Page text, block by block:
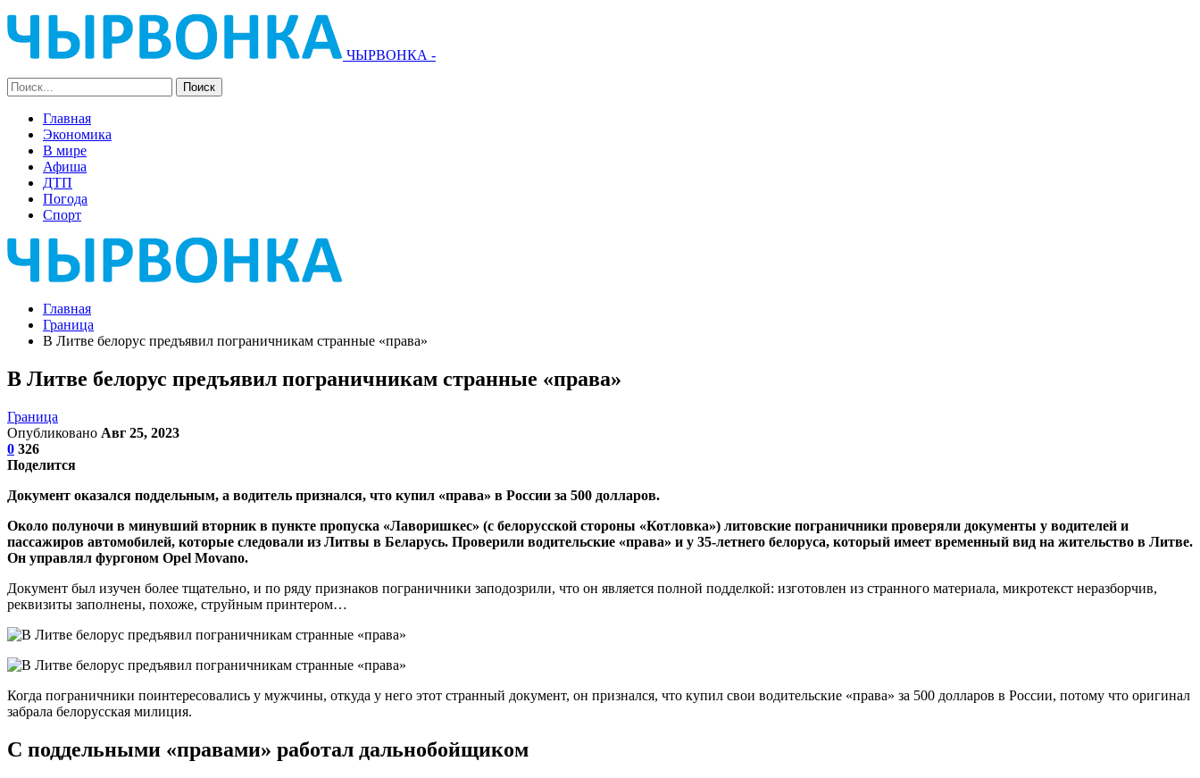
ЧЫРВОНКА -
Главная
Экономика
В мире
Афиша
ДТП
Погода
Спорт
Главная
Граница
В Литве белорус предъявил пограничникам странные «права»
В Литве белорус предъявил пограничникам странные «права»
Граница
Опубликовано Авг 25, 2023
0 326
Поделится
Документ оказался поддельным, а водитель признался, что купил «права» в России за 500 долларов.
Около полуночи в минувший вторник в пункте пропуска «Лаворишкес» (с белорусской стороны «Котловка») литовские пограничники проверяли документы у водителей и
пассажиров автомобилей, которые следовали из Литвы в Беларусь. Проверили водительские «права» и у 35-летнего белоруса, который имеет временный вид на жительство в Литве.
Он управлял фургоном Opel Movano.
Документ был изучен более тщательно, и по ряду признаков пограничники заподозрили, что он является полной подделкой: изготовлен из странного материала, микротекст неразборчив,
реквизиты заполнены, похоже, струйным принтером…
Когда пограничники поинтересовались у мужчины, откуда у него этот странный документ, он признался, что купил свои водительские «права» за 500 долларов в России, потому что оригинал
забрала белорусская милиция.
С поддельными «правами» работал дальнобойщиком